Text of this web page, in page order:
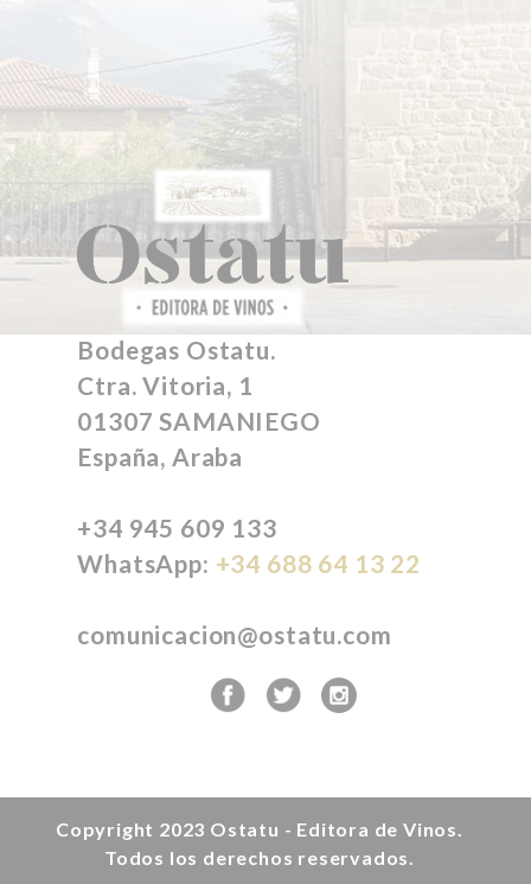
Bodegas Ostatu.
Ctra. Vitoria, 1
01307 SAMANIEGO
España, Araba
+34 945 609 133
WhatsApp: +34 688 64 13 22
comunicacion@ostatu.com
Copyright 2023 Ostatu - Editora de Vinos.
Todos los derechos reservados.